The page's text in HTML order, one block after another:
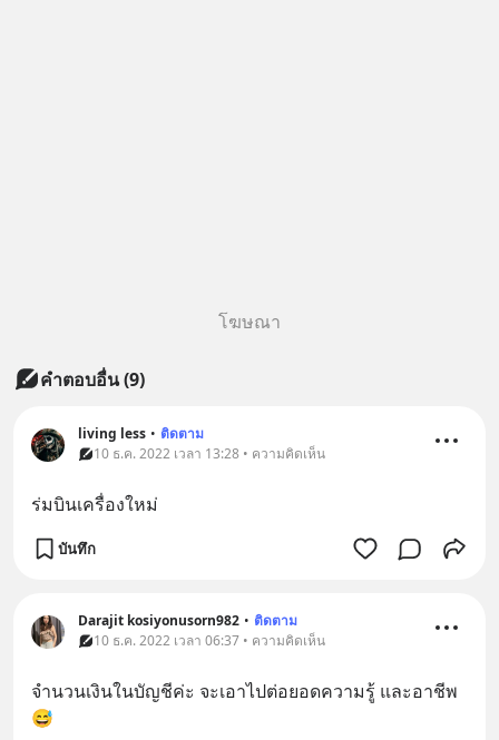
โฆษณา
คำตอบอื่น(9)
living less • ติดตาม
10 ธ.ค. 2022 เวลา 13:28 • ความคิดเห็น
ร่มบินเครื่องใหม่
บันทึก
Darajit kosiyonusorn982 • ติดตาม
10 ธ.ค. 2022 เวลา 06:37 • ความคิดเห็น
จำนวนเงินในบัญชีค่ะ จะเอาไปต่อยอดความรู้ และอาชีพ
😅